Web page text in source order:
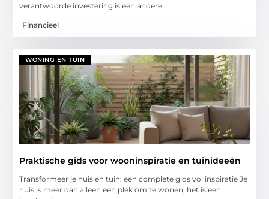
verantwoorde investering is een andere
Financieel
WONING EN TUIN
Praktische gids voor wooninspiratie en tuinideeën
Transformeer je huis en tuin: een complete gids vol inspiratie Je
huis is meer dan alleen een plek om te wonen; het is een